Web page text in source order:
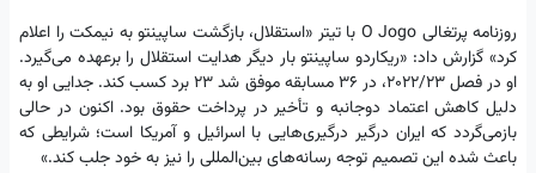
روزنامه پرتغالی O Jogo با تیتر «استقلال، بازگشت ساپینتو به نیمکت را اعلام
کرد» گزارش داد: «ریکاردو ساپینتو بار دیگر هدایت استقلال را برعهده می‌گیرد.
او در فصل ۲۰۲۲/۲۳، در ۳۶ مسابقه موفق شد ۲۳ برد کسب کند. جدایی او به
دلیل کاهش اعتماد دوجانبه و تأخیر در پرداخت حقوق بود. اکنون در حالی
بازمی‌گردد که ایران درگیر درگیری‌هایی با اسرائیل و آمریکا است؛ شرایطی که
باعث شده این تصمیم توجه رسانه‌های بین‌المللی را نیز به خود جلب کند.»